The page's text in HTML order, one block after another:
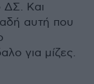
ΔΣ. Και
αυτή που
για μίζες.